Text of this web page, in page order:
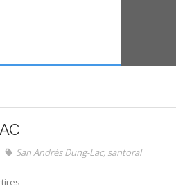
San Andrés Dung-Lac, santoral